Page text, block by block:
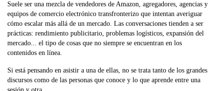
Suele ser una mezcla de vendedores de Amazon, agregadores, agencias y
equipos de comercio electrónico transfronterizo que intentan averiguar
cómo escalar más allá de un mercado. Las conversaciones tienden a ser
prácticas: rendimiento publicitario, problemas logísticos, expansión del
mercado... el tipo de cosas que no siempre se encuentran en los
contenidos en línea.
Si está pensando en asistir a una de ellas, no se trata tanto de los grandes
discursos como de las personas que conoce y lo que aprende entre una